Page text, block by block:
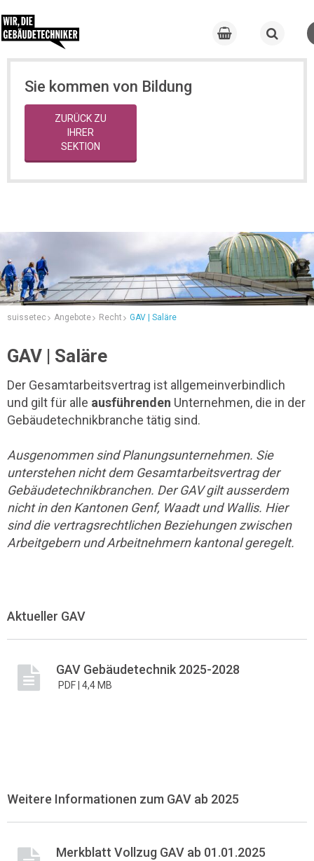
Sie kommen von Bildung
ZURÜCK ZU
IHRER
SEKTION
suissetec Angebote Recht GAV | Saläre
GAV | Saläre
Der Gesamtarbeitsvertrag ist allgemeinverbindlich
und gilt für alle ausführenden Unternehmen, die in der
Gebäudetechnikbranche tätig sind.
Ausgenommen sind Planungsunternehmen. Sie
unterstehen nicht dem Gesamtarbeitsvertrag der
Gebäudetechnikbranchen. Der GAV gilt ausserdem
nicht in den Kantonen Genf, Waadt und Wallis. Hier
sind die vertragsrechtlichen Beziehungen zwischen
Arbeitgebern und Arbeitnehmern kantonal geregelt.
Aktueller GAV
GAV Gebäudetechnik 2025-2028
PDF | 4,4 MB
Weitere Informationen zum GAV ab 2025
Merkblatt Vollzug GAV ab 01.01.2025